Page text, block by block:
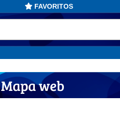
FAVORITOS
Mapa web